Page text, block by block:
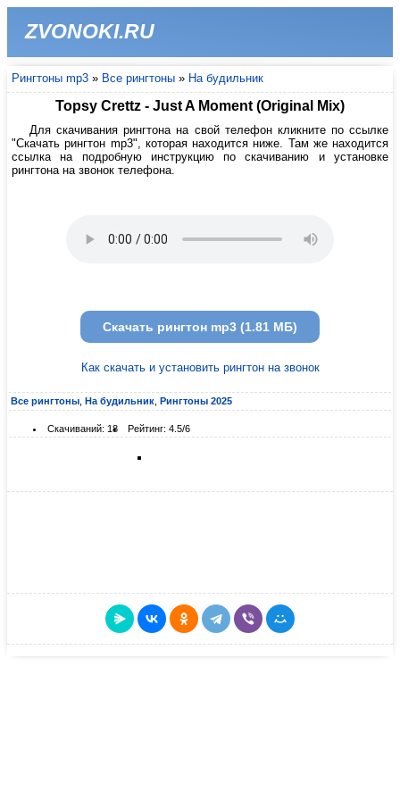
ZVONOKI.RU
Рингтоны mp3 » Все рингтоны » На будильник
Topsy Crettz - Just A Moment (Original Mix)
Для скачивания рингтона на свой телефон кликните по ссылке
"Скачать рингтон mp3", которая находится ниже. Там же находится
ссылка на подробную инструкцию по скачиванию и установке
рингтона на звонок телефона.
Скачать рингтон mp3 (1.81 МБ)
Как скачать и установить рингтон на звонок
Все рингтоны На будильник Рингтоны 2025
Скачиваний: 18 Рейтинг: 4.5/6